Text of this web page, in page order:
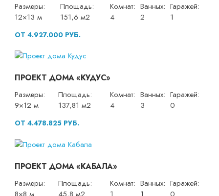
Размеры:
12×13 м
Площадь:
151,6 м2
Комнат:
4
Ванных:
2
Гаражей:
1
ОТ 4.927.000 РУБ.
ПРОЕКТ ДОМА «КУДУС»
Размеры:
9×12 м
Площадь:
137,81 м2
Комнат:
4
Ванных:
3
Гаражей:
0
ОТ 4.478.825 РУБ.
ПРОЕКТ ДОМА «КАБАЛА»
Размеры:
Площадь:
Комнат: Ванных: Гаражей: